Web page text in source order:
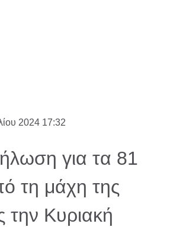
2024 17:32
για τα 81
τη μάχη της
την Κυριακή